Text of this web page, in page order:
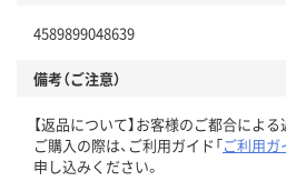
4589899048639
備考（ご注意）
【返品について】お客様のご都合によ
ご購入の際は、ご利用ガイド「ご利用ガ
申し込みください。